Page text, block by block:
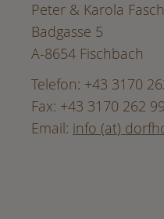
Peter & Karola
Badgasse 5
A-8654 Fischbach
Telefon: +43 3170
Fax: +43 3170 262 99
Email: info (at)